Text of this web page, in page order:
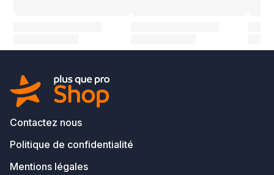
Contactez nous
Politique de confidentialité
Mentions légales